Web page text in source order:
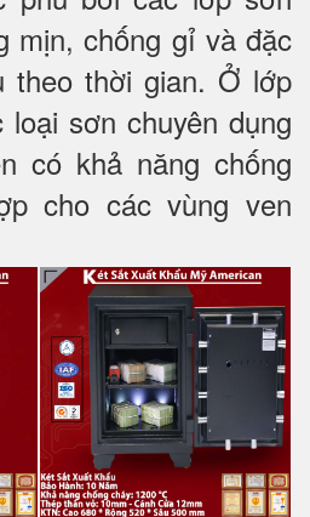
mịn, chống gỉ và đặc
theo thời gian. Ở lớp
sơn chuyên dụng
có khả năng chống
cho các vùng ven